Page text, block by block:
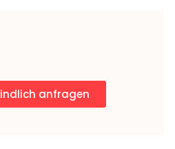
anfragen